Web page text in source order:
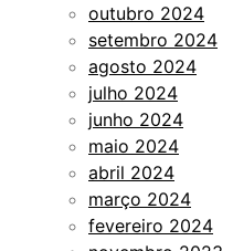
outubro 2024
setembro 2024
agosto 2024
julho 2024
junho 2024
maio 2024
abril 2024
março 2024
fevereiro 2024